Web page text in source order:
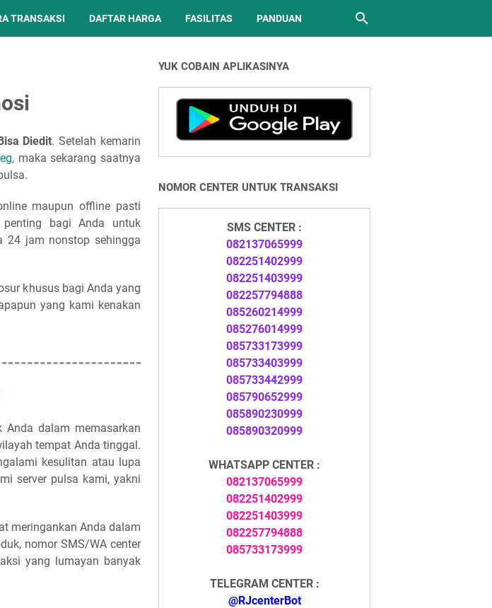
TRANSAKSI DAFTAR HARGA FASILITAS PANDUAN
Diedit. Setelah kemarin
, maka sekarang saatnya
maupun offline pasti
bagi Anda untuk
24 jam nonstop sehingga
khusus bagi Anda yang
yang kami kenakan
dalam memasarkan
tempat Anda tinggal.
kesulitan atau lupa
server pulsa kami, yakni
meringankan Anda dalam
nomor SMS/WA center
yang lumayan banyak
YUK COBAIN APLIKASINYA
NOMOR CENTER UNTUK TRANSAKSI
SMS CENTER :
082137065999
082251402999
082251403999
082257794888
085260214999
085276014999
085733173999
085733403999
085733442999
085790652999
085890230999
085890320999
WHATSAPP CENTER :
082137065999
082251402999
082251403999
082257794888
085733173999
TELEGRAM CENTER :
@RJcenterBot